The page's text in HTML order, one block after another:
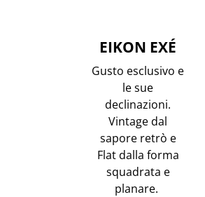
EIKON EXÉ
Gusto esclusivo e
le sue
declinazioni.
Vintage dal
sapore retrò e
Flat dalla forma
squadrata e
planare.